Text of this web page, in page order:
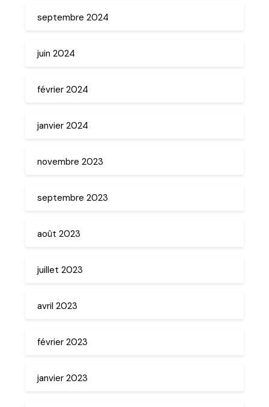
septembre 2024
juin 2024
février 2024
janvier 2024
novembre 2023
septembre 2023
août 2023
juillet 2023
avril 2023
février 2023
janvier 2023